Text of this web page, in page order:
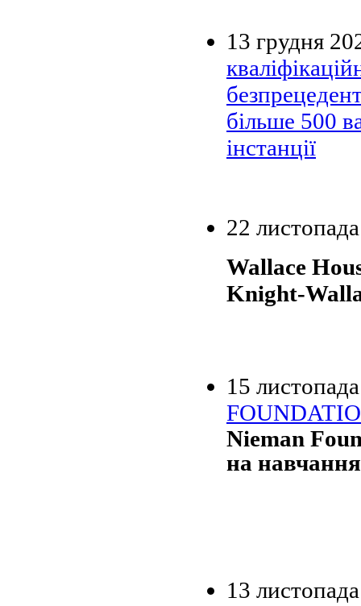
13 грудня
більше 500
інстанції
22
Wallace
Knight-
15
Nieman
на
13